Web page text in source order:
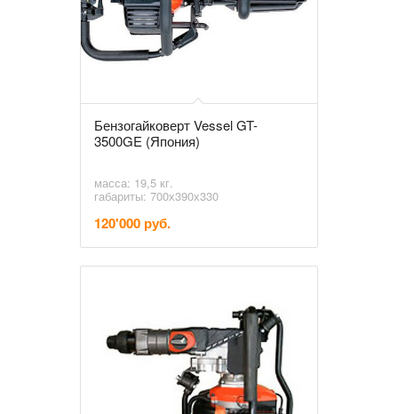
Бензогайковерт Vessel GT-
3500GE (Япония)
масса: 19,5 кг.
габариты: 700х390х330
120'000 руб.